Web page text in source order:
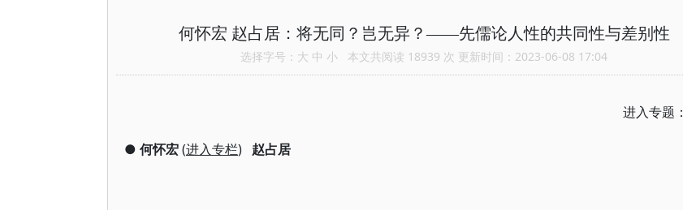
何怀宏 赵占居：将无同？岂无异？——先儒论人性的共同性与差别性
选择字号： 大 中 小 本文共阅读 18939 次 更新时间：2023-06-08 17:04
进入专题：
● 何怀宏(进入专栏) 赵占居